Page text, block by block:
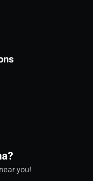
you!